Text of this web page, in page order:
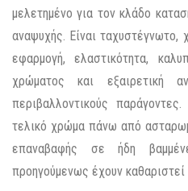
μελετημένο για τον κλάδο
αναψυχής. Είναι ταχυστέγνωτο,
εφαρμογή, ελαστικότητα,
χρώματος και
περιβαλλοντικούς
τελικό χρώμα πάνω από
επαναβαφής σε ήδη
προηγούμενως έχουν